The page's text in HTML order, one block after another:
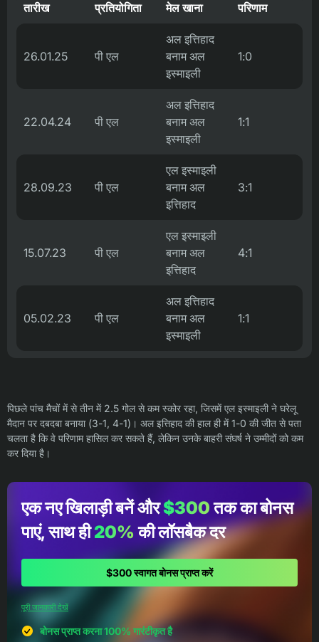
तारीख प्रतियोगिता मेल खाना परिणाम
26.01.25 पी एल
अल इत्तिहाद
बनाम अल
इस्माइली
1:0
22.04.24 पी एल
अल इत्तिहाद
बनाम अल
इस्माइली
1:1
28.09.23 पी एल
एल इस्माइली
बनाम अल
इत्तिहाद
3:1
15.07.23 पी एल
एल इस्माइली
बनाम अल
इत्तिहाद
4:1
05.02.23 पी एल
अल इत्तिहाद
बनाम अल
इस्माइली
1:1
पिछले पांच मैचों में से तीन में 2.5 गोल से कम स्कोर रहा, जिसमें एल इस्माइली ने घरेलू
मैदान पर दबदबा बनाया (3-1, 4-1)। अल इत्तिहाद की हाल ही में 1-0 की जीत से पता
चलता है कि वे परिणाम हासिल कर सकते हैं, लेकिन उनके बाहरी संघर्ष ने उम्मीदों को कम
कर दिया है।
एक नए खिलाड़ी बनें और$300तक का बोनस
पाएं, साथ ही20%की लॉसबैक दर
$300 स्वागत बोनस प्राप्त करें
पूरी जानकारी देखें
बोनस प्राप्त करना 100% गारंटीकृत है